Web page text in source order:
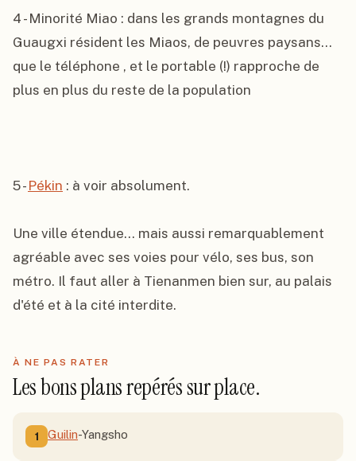
4 - Minorité Miao : dans les grands montagnes du
Guaugxi résident les Miaos, de peuvres paysans...
que le téléphone , et le portable (!) rapproche de
plus en plus du reste de la population
5 - Pékin : à voir absolument.
Une ville étendue... mais aussi remarquablement
agréable avec ses voies pour vélo, ses bus, son
métro. Il faut aller à Tienanmen bien sur, au palais
d'été et à la cité interdite.
À NE PAS RATER
Les bons plans repérés sur place.
1 Guilin-Yangsho